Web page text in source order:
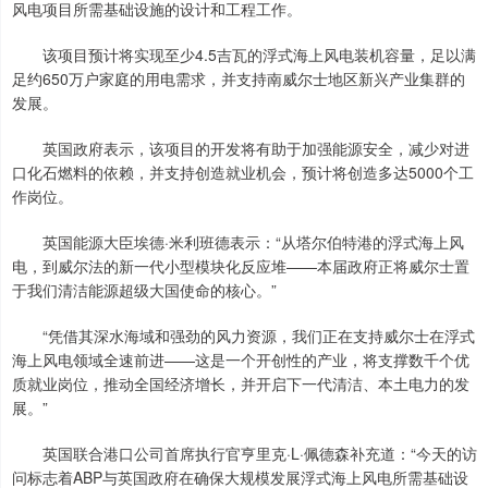
风电项目所需基础设施的设计和工程工作。
该项目预计将实现至少4.5吉瓦的浮式海上风电装机容量，足以满
足约650万户家庭的用电需求，并支持南威尔士地区新兴产业集群的
发展。
英国政府表示，该项目的开发将有助于加强能源安全，减少对进
口化石燃料的依赖，并支持创造就业机会，预计将创造多达5000个工
作岗位。
英国能源大臣埃德·米利班德表示：“从塔尔伯特港的浮式海上风
电，到威尔法的新一代小型模块化反应堆——本届政府正将威尔士置
于我们清洁能源超级大国使命的核心。”
“凭借其深水海域和强劲的风力资源，我们正在支持威尔士在浮式
海上风电领域全速前进——这是一个开创性的产业，将支撑数千个优
质就业岗位，推动全国经济增长，并开启下一代清洁、本土电力的发
展。”
英国联合港口公司首席执行官亨里克·L·佩德森补充道：“今天的访
问标志着ABP与英国政府在确保大规模发展浮式海上风电所需基础设